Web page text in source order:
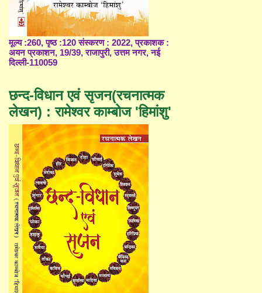
मूल्य :260, पृष्ठ :120 संस्करण : 2022, प्रकाशक :
अयन प्रकाशन, 19/39, राजापुरी, उत्तम नगर, नई
दिल्ली-110059
छन्द-विधान एवं सृजन(रचनात्मक
लेखन) : रामेश्वर काम्बोज 'हिमांशु'